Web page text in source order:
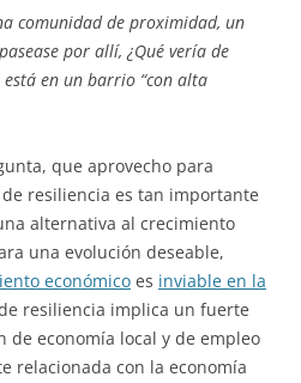
comunidad de proximidad, un
por allí, ¿Qué vería de
está en un barrio “con alta
que aprovecho para
resiliencia es tan importante
alternativa al crecimiento
una evolución deseable,
económico es inviable en la
resiliencia implica un fuerte
de economía local y de empleo
relacionada con la economía